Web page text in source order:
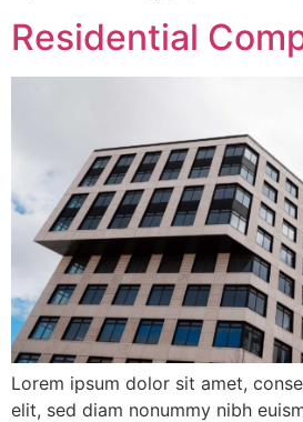
Residential
Lorem ipsum dolor sit amet,
elit, sed diam nonummy nibh